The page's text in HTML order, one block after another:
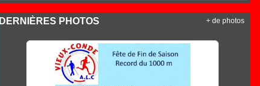
DERNIÈRES PHOTOS + de photos